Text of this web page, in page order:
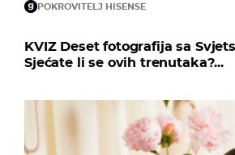
POKROVITELJ HISENSE
KVIZ Deset fotografija sa
Sjećate li se ovih trenutaka?...